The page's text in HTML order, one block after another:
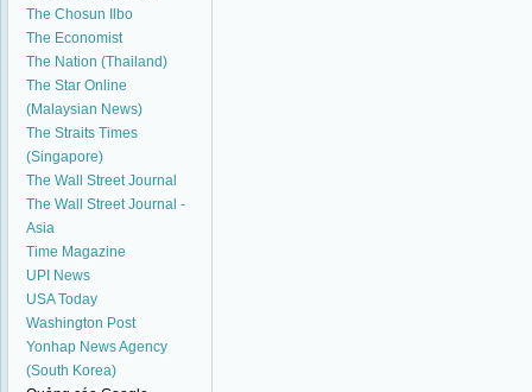
The Chosun Ilbo
The Economist
The Nation (Thailand)
The Star Online
(Malaysian News)
The Straits Times
(Singapore)
The Wall Street Journal
The Wall Street Journal -
Asia
Time Magazine
UPI News
USA Today
Washington Post
Yonhap News Agency
(South Korea)